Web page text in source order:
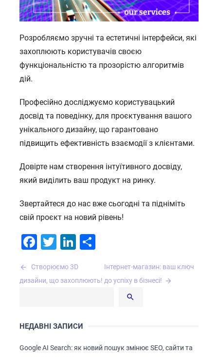
Розробляємо зручні та естетичні інтерфейси, які
захоплюють користувачів своєю
функціональністю та прозорістю алгоритмів
дій.
Професійно досліджуємо користувацький
досвід та поведінку, для проєктування вашого
унікального дизайну, що гарантовано
підвищить ефективність взаємодії з клієнтами.
Довірте нам створення інтуїтивного досвіду,
який виділить ваш продукт на ринку.
Звертайтеся до нас вже сьогодні та підніміть
свій проєкт на новий рівень!
Facebook
TwitterLinkedIn
Навігація
записів
Створюємо 3D
дизайни, що захоплюють!
Інтернет-магазин: ваш ключ
до успіху в бізнесі!
НЕДАВНІ ЗАПИСИ
Google AI Search: як новий пошук змінює SEO, сайти та